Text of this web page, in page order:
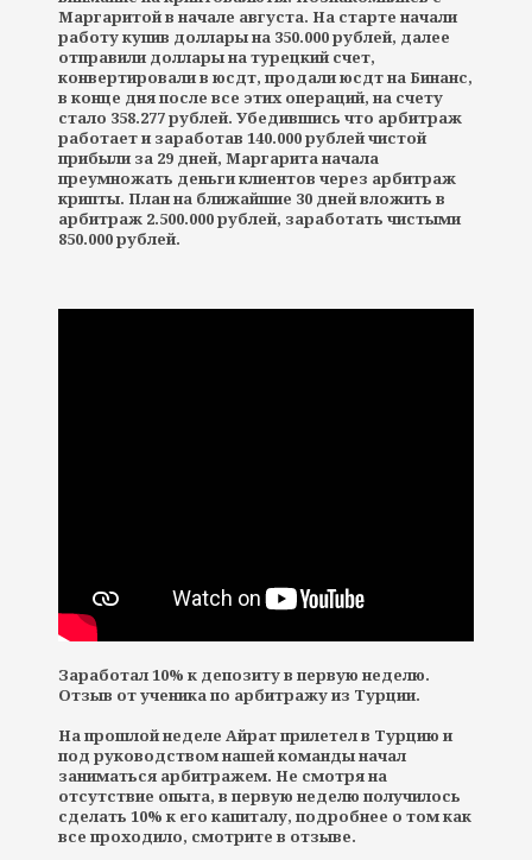
Маргаритой в начале августа. На старте начали
работу купив доллары на 350.000 рублей, далее
отправили доллары на турецкий счет,
конвертировали в юсдт, продали юсдт на Бинанс,
в конце дня после все этих операций, на счету
стало 358.277 рублей. Убедившись что арбитраж
работает и заработав 140.000 рублей чистой
прибыли за 29 дней, Маргарита начала
преумножать деньги клиентов через арбитраж
крипты. План на ближайшие 30 дней вложить в
арбитраж 2.500.000 рублей, заработать чистыми
850.000 рублей.
Заработал 10% к депозиту в первую неделю.
Отзыв от ученика по арбитражу из Турции.
На прошлой неделе Айрат прилетел в Турцию и
под руководством нашей команды начал
заниматься арбитражем. Не смотря на
отсутствие опыта, в первую неделю получилось
сделать 10% к его капиталу, подробнее о том как
все проходило, смотрите в отзыве.